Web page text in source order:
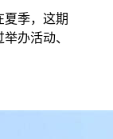
夏季，这期
办活动、